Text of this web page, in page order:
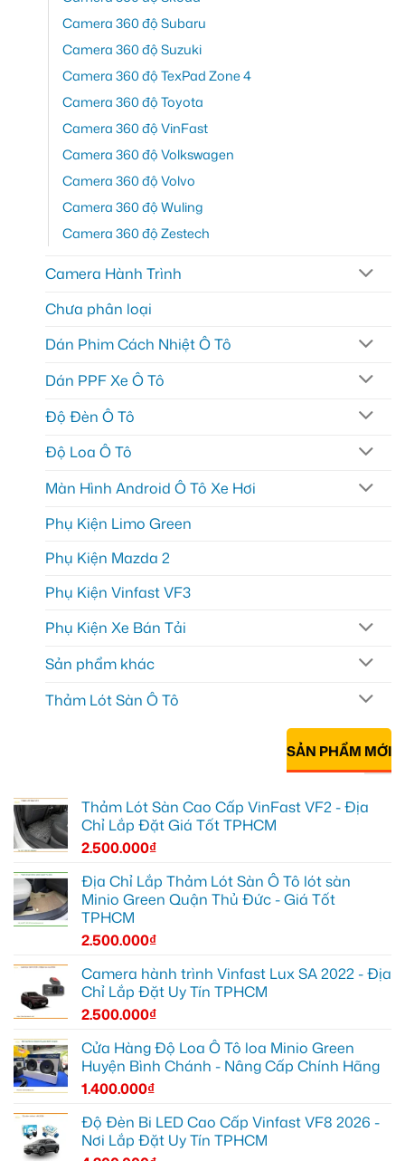
Camera 360 độ Subaru
Camera 360 độ Suzuki
Camera 360 độ TexPad Zone 4
Camera 360 độ Toyota
Camera 360 độ VinFast
Camera 360 độ Volkswagen
Camera 360 độ Volvo
Camera 360 độ Wuling
Camera 360 độ Zestech
Camera Hành Trình
Chưa phân loại
Dán Phim Cách Nhiệt Ô Tô
Dán PPF Xe Ô Tô
Độ Đèn Ô Tô
Độ Loa Ô Tô
Màn Hình Android Ô Tô Xe Hơi
Phụ Kiện Limo Green
Phụ Kiện Mazda 2
Phụ Kiện Vinfast VF3
Phụ Kiện Xe Bán Tải
Sản phẩm khác
Thảm Lót Sàn Ô Tô
SẢN PHẨM MỚI
Thảm Lót Sàn Cao Cấp VinFast VF2 - Địa
Chỉ Lắp Đặt Giá Tốt TPHCM
2.500.000₫
Địa Chỉ Lắp Thảm Lót Sàn Ô Tô lót sàn
Minio Green Quận Thủ Đức - Giá Tốt
TPHCM
2.500.000₫
Camera hành trình Vinfast Lux SA 2022 - Địa
Chỉ Lắp Đặt Uy Tín TPHCM
2.500.000₫
Cửa Hàng Độ Loa Ô Tô loa Minio Green
Huyện Bình Chánh - Nâng Cấp Chính Hãng
1.400.000₫
Độ Đèn Bi LED Cao Cấp Vinfast VF8 2026 -
Nơi Lắp Đặt Uy Tín TPHCM